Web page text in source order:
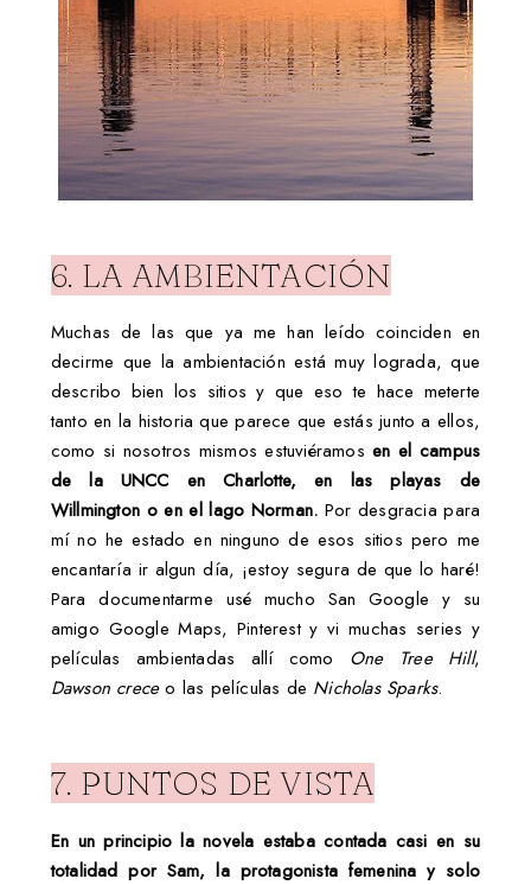
6. LA AMBIENTACIÓN
Muchas de las que ya me han leído coinciden en
decirme que la ambientación está muy lograda, que
describo bien los sitios y que eso te hace meterte
tanto en la historia que parece que estás junto a ellos,
como si nosotros mismos estuviéramosen el campus
de la UNCC en Charlotte, en las playas de
Willmington o en el lago Norman. Por desgracia para
mí no he estado en ninguno de esos sitios pero me
encantaría ir algun día, ¡estoy segura de que lo haré!
Para documentarme usé mucho San Google y su
amigo Google Maps, Pinterest y vi muchas series y
películas ambientadas allí como One Tree Hill,
Dawson creceo las películas de Nicholas Sparks.
7. PUNTOS DE VISTA
En un principio la novela estaba contada casi en su
totalidad por Sam, la protagonista femenina y solo